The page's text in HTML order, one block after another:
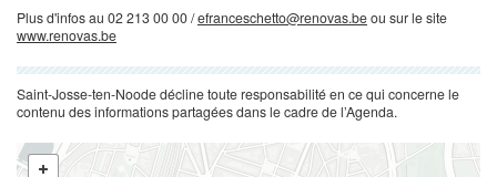
Plus d'infos au 02 213 00 00 /efranceschetto@renovas.beou sur le site
www.renovas.be
Saint-Josse-ten-Noode décline toute responsabilité en ce qui concerne le
contenu des informations partagées dans le cadre de l’Agenda.